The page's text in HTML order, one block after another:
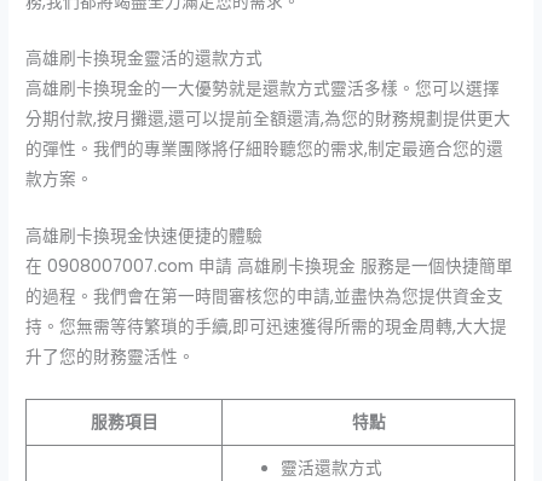
高雄刷卡換現金靈活的還款方式
高雄刷卡換現金的一大優勢就是還款方式靈活多樣。您可以選擇
分期付款,按月攤還,還可以提前全額還清,為您的財務規劃提供更大
的彈性。我們的專業團隊將仔細聆聽您的需求,制定最適合您的還
款方案。
高雄刷卡換現金快速便捷的體驗
在 0908007007.com 申請 高雄刷卡換現金 服務是一個快捷簡單
的過程。我們會在第一時間審核您的申請,並盡快為您提供資金支
持。您無需等待繁瑣的手續,即可迅速獲得所需的現金周轉,大大提
升了您的財務靈活性。
服務項目 特點
靈活還款方式